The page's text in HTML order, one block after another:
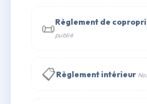
📞 Contacter Syndic Digital
✉ Email
📜Règlement de
publié
📋Règlement intérieur